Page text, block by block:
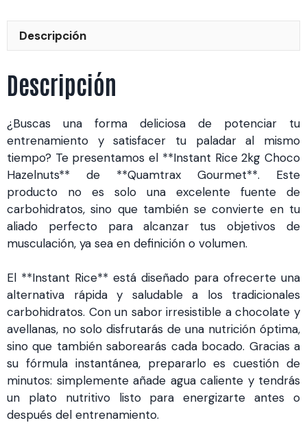
Descripción
Descripción
¿Buscas una forma deliciosa de potenciar tu
entrenamiento y satisfacer tu paladar al mismo
tiempo? Te presentamos el **Instant Rice 2kg Choco
Hazelnuts** de **Quamtrax Gourmet**. Este
producto no es solo una excelente fuente de
carbohidratos, sino que también se convierte en tu
aliado perfecto para alcanzar tus objetivos de
musculación, ya sea en definición o volumen.
El **Instant Rice** está diseñado para ofrecerte una
alternativa rápida y saludable a los tradicionales
carbohidratos. Con un sabor irresistible a chocolate y
avellanas, no solo disfrutarás de una nutrición óptima,
sino que también saborearás cada bocado. Gracias a
su fórmula instantánea, prepararlo es cuestión de
minutos: simplemente añade agua caliente y tendrás
un plato nutritivo listo para energizarte antes o
después del entrenamiento.